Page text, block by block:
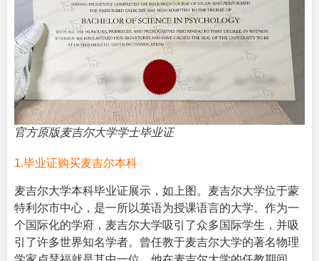
官方原版麦吉尔大学学士毕业证
1.毕业证购买麦吉尔本科
麦吉尔大学本科毕业证展示，如上图。麦吉尔大学位于蒙
特利尔市中心，是一所以英语为授课语言的大学。作为一
个国际化的学府，麦吉尔大学吸引了众多国际学生，并吸
引了许多世界知名学者。曾任教于麦吉尔大学的著名物理